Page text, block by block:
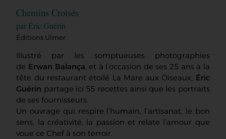
Chemins Croisés
par Éric Guérin
Éditions Ulmer
Illustré par les somptueuses photographies
de Erwan Balança, et à l’occasion de ses 25 ans à la
tête du restaurant étoilé La Mare aux Oiseaux, Éric
Guérin partage ici 55 recettes ainsi que les portraits
de ses fournisseurs.
Un ouvrage qui respire l’humain, l’artisanat, le bon
sens, la créativité, la passion et relate l’amour que
voue ce Chef à son terroir.